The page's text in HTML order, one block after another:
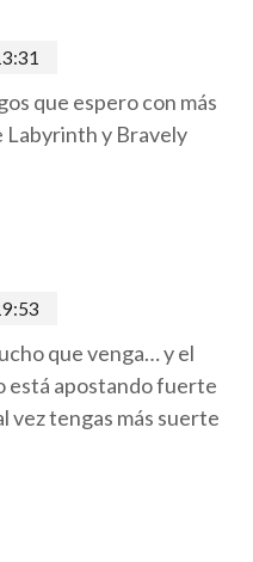
que espero con más
Labyrinth y Bravely
que venga… y el
está apostando fuerte
vez tengas más suerte